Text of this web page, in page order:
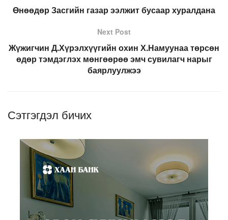
Өнөөдөр Засгийн газар ээлжит бусаар хуралдана
Next Post
Жүжигчин Д.Хүрэлхүүгийн охин Х.Намуунаа төрсөн
өдөр тэмдэглэх мөнгөөрөө эмч сувилагч нарыг
баярлуулжээ
Сэтгэгдэл бичих